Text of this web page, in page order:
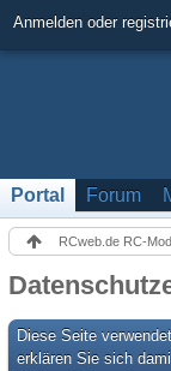
Anmelden oder
Portal Forum
RCweb.de RC-
Diese Seite
erklären Sie sich